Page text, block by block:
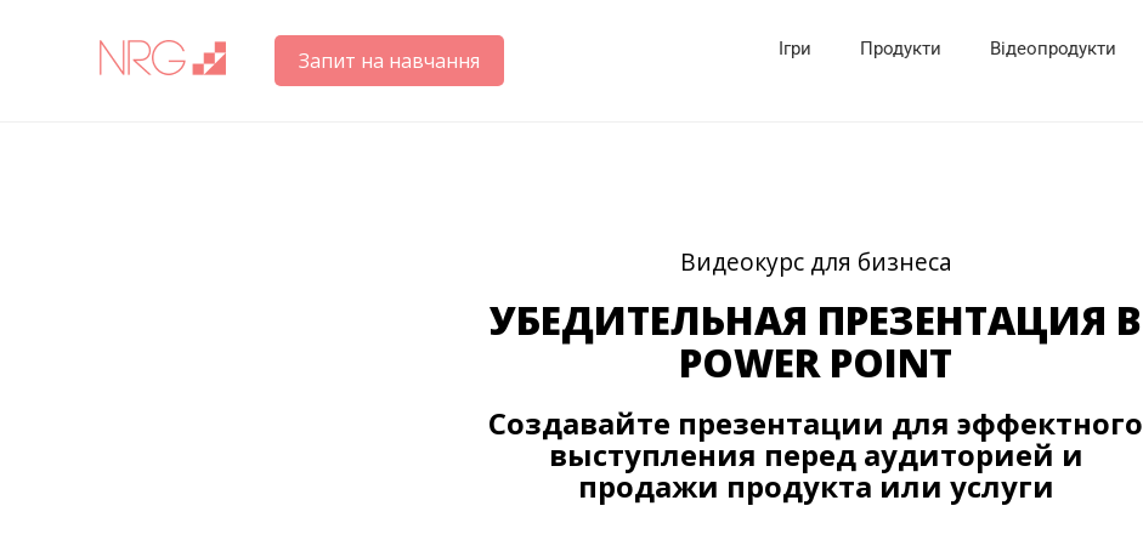
Запит на навчання Ігри Продукти Відеопродукти
Видеокурс для бизнеса
УБЕДИТЕЛЬНАЯ ПРЕЗЕНТАЦИЯ В
POWER POINT
Создавайте презентации для эффектного
выступления перед аудиторией и
продажи продукта или услуги